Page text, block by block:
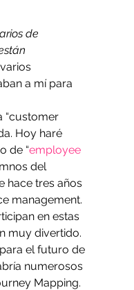
de
a mí para
“customer
Hoy haré
de “employee
del
hace tres años
management.
en estas
muy divertido.
el futuro de
numerosos
Mapping.